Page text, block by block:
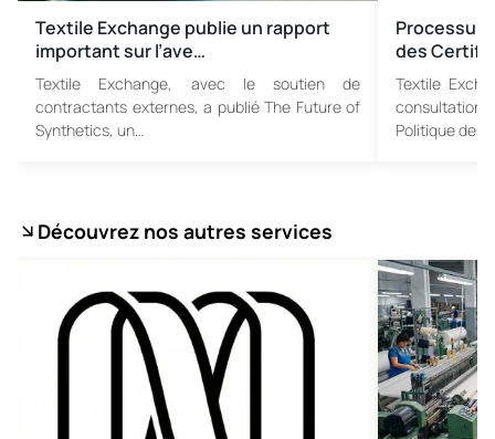
Textile Exchange publie un rapport
important sur l’ave…
Textile Exchange, avec le soutien de
contractants externes, a publié The Future of
Synthetics, un…
Processus
des
Textile
Politique des…
Découvrez nos autres services